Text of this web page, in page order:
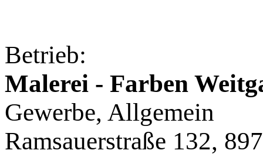
Betrieb:
Malerei - Farben
Gewerbe, Allgemein
Ramsauerstraße 132,